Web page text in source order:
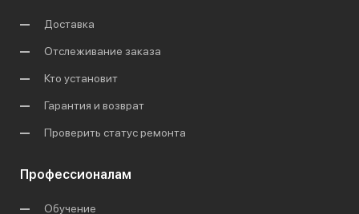
Доставка
Отслеживание заказа
Кто установит
Гарантия и возврат
Проверить статус ремонта
Профессионалам
Обучение